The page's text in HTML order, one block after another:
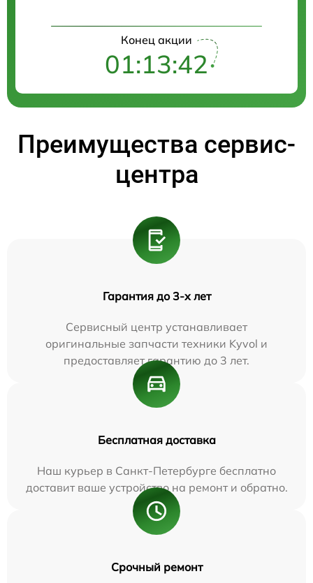
Конец акции
01:13:42
Преимущества сервис-
центра
Гарантия до 3-х лет
Сервисный центр устанавливает
оригинальные запчасти техники Kyvol и
предоставляет гарантию до 3 лет.
Бесплатная доставка
Наш курьер в Санкт-Петербурге бесплатно
доставит ваше устройство на ремонт и обратно.
Срочный ремонт